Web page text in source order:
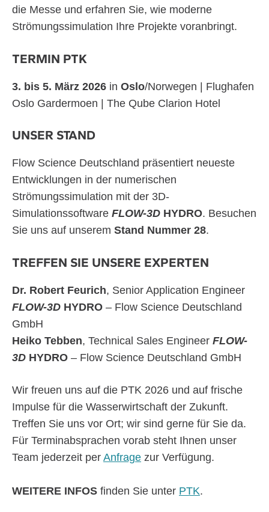
die Messe und erfahren Sie, wie moderne
Strömungssimulation Ihre Projekte voranbringt.
TERMIN PTK
3. bis 5. März 2026 in Oslo/Norwegen | Flughafen
Oslo Gardermoen | The Qube Clarion Hotel
UNSER STAND
Flow Science Deutschland präsentiert neueste
Entwicklungen in der numerischen
Strömungssimulation mit der 3D-
Simulationssoftware FLOW-3D HYDRO. Besuchen
Sie uns auf unserem Stand Nummer 28.
TREFFEN SIE UNSERE EXPERTEN
Dr. Robert Feurich, Senior Application Engineer
FLOW-3D HYDRO – Flow Science Deutschland
GmbH
Heiko Tebben, Technical Sales Engineer FLOW-
3D HYDRO – Flow Science Deutschland GmbH
Wir freuen uns auf die PTK 2026 und auf frische
Impulse für die Wasserwirtschaft der Zukunft.
Treffen Sie uns vor Ort; wir sind gerne für Sie da.
Für Terminabsprachen vorab steht Ihnen unser
Team jederzeit per Anfrage zur Verfügung.
WEITERE INFOS finden Sie unter PTK.